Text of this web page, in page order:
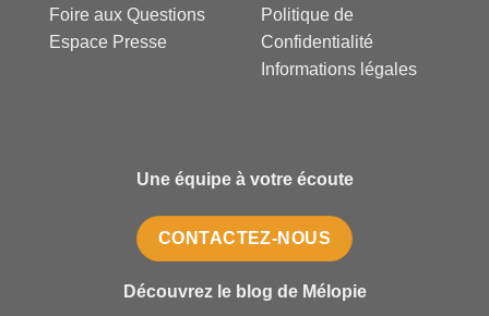
Foire aux Questions
Espace Presse
Politique de
Confidentialité
Informations légales
Une équipe à votre écoute
CONTACTEZ-NOUS
Découvrez le blog de Mélopie